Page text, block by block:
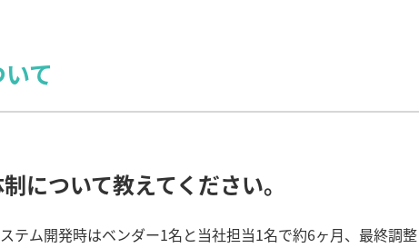
て
について教えてください。
テム開発時はベンダー1名と当社担当1名で約6ヶ月、最終調